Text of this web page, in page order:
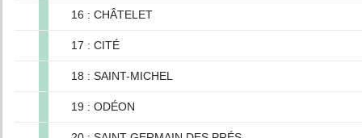
16 : CHÂTELET
17 : CITÉ
18 : SAINT-MICHEL
19 : ODÉON